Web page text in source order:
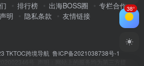
排行榜 出海BOSS圈
专栏合作
明
隐私条款 友情链接
TKTOC跨境导航 鲁ICP备2021038738号-1
38°